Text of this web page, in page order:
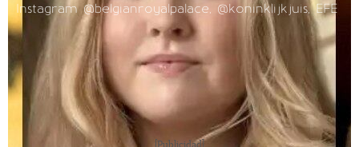
Instagram @belgianroyalpalace, @koninklijkjuis, EFE